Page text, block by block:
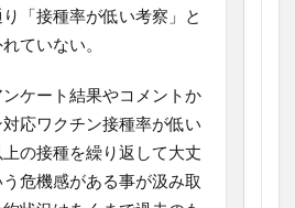
「接種率が低い考察」と
ていない。
ケート結果やコメントか
応ワクチン接種率が低い
の接種を繰り返して大丈
危機感がある事が汲み取